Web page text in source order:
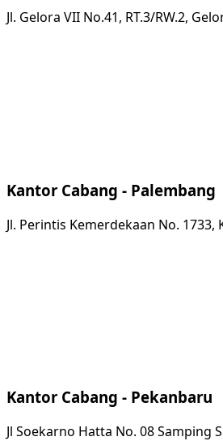
Jl. Gelora VII No.41, RT.3/RW.2,
Kantor Cabang - Palembang
Jl. Perintis Kemerdekaan No.
Kantor Cabang - Pekanbaru
Jl Soekarno Hatta No. 08 Samping